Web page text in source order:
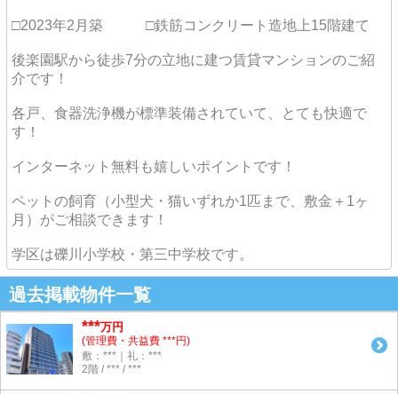
□2023年2月築 □鉄筋コンクリート造地上15階建て
後楽園駅から徒歩7分の立地に建つ賃貸マンションのご紹
介です！
各戸、食器洗浄機が標準装備されていて、とても快適で
す！
インターネット無料も嬉しいポイントです！
ペットの飼育（小型犬・猫いずれか1匹まで、敷金＋1ヶ
月）がご相談できます！
学区は礫川小学校・第三中学校です。
過去掲載物件一覧
***万円
(管理費・共益費 ***円)
敷：***｜礼：***
2階 / *** / ***